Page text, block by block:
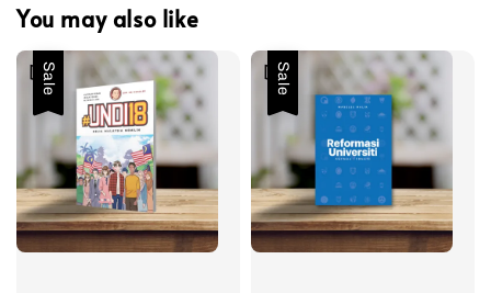
You may also like
Sale Sale